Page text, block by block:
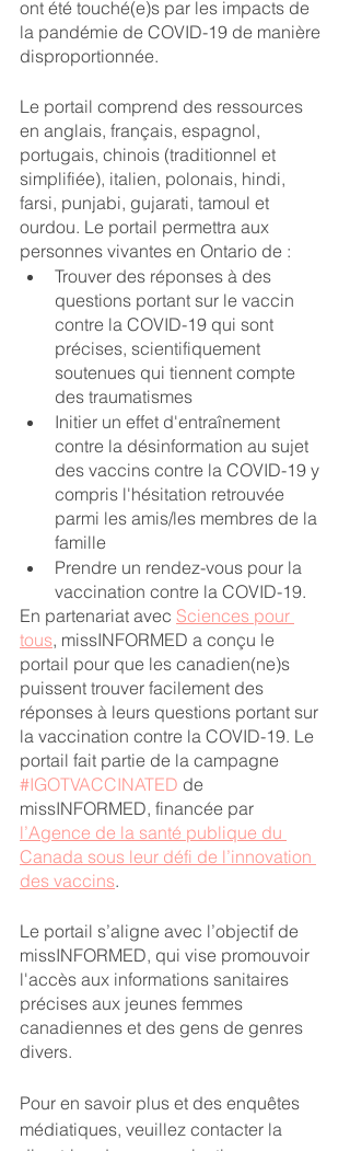
ont été touché(e)s par les impacts de
la pandémie de COVID-19 de manière
disproportionnée.
Le portail comprend des ressources
en anglais, français, espagnol,
portugais, chinois (traditionnel et
simplifiée), italien, polonais, hindi,
farsi, punjabi, gujarati, tamoul et
ourdou. Le portail permettra aux
personnes vivantes en Ontario de :
Trouver des réponses à des
questions portant sur le vaccin
contre la COVID-19 qui sont
précises, scientifiquement
soutenues qui tiennent compte
des traumatismes
Initier un effet d'entraînement
contre la désinformation au sujet
des vaccins contre la COVID-19 y
compris l'hésitation retrouvée
parmi les amis/les membres de la
famille
Prendre un rendez-vous pour la
vaccination contre la COVID-19.
En partenariat avec Sciences pour
tous, missINFORMED a conçu le
portail pour que les canadien(ne)s
puissent trouver facilement des
réponses à leurs questions portant sur
la vaccination contre la COVID-19. Le
portail fait partie de la campagne
#IGOTVACCINATED de
missINFORMED, financée par
l’Agence de la santé publique du
Canada sous leur défi de l’innovation
des vaccins.
Le portail s’aligne avec l’objectif de
missINFORMED, qui vise promouvoir
l'accès aux informations sanitaires
précises aux jeunes femmes
canadiennes et des gens de genres
divers.
Pour en savoir plus et des enquêtes
médiatiques, veuillez contacter la